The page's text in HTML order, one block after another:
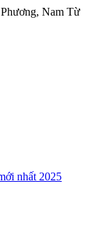
Nam Từ
nhất 2025